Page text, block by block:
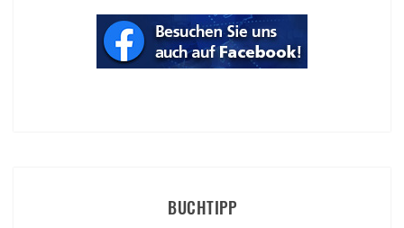
BUCHTIPP